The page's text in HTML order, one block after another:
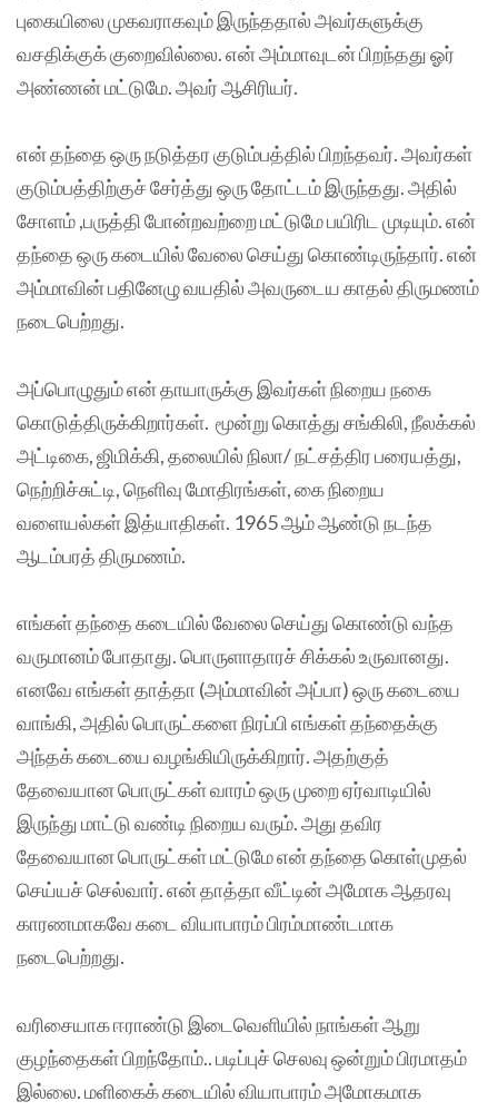
புகையிலை முகவராகவும் இருந்ததால் அவர்களுக்கு
வசதிக்குக் குறைவில்லை. என் அம்மாவுடன் பிறந்தது ஓர்
அண்ணன் மட்டுமே. அவர் ஆசிரியர்.
என் தந்தை ஒரு நடுத்தர குடும்பத்தில் பிறந்தவர். அவர்கள்
குடும்பத்திற்குச் சேர்த்து ஒரு தோட்டம் இருந்தது. அதில்
சோளம் ,பருத்தி போன்றவற்றை மட்டுமே பயிரிட முடியும். என்
தந்தை ஒரு கடையில் வேலை செய்து கொண்டிருந்தார். என்
அம்மாவின் பதினேழு வயதில் அவருடைய காதல் திருமணம்
நடைபெற்றது.
அப்பொழுதும் என் தாயாருக்கு இவர்கள் நிறைய நகை
கொடுத்திருக்கிறார்கள். மூன்று கொத்து சங்கிலி, நீலக்கல்
அட்டிகை, ஜிமிக்கி, தலையில் நிலா/ நட்சத்திர பரையத்து,
நெற்றிச்சுட்டி, நெளிவு மோதிரங்கள், கை நிறைய
வளையல்கள் இத்யாதிகள். 1965 ஆம் ஆண்டு நடந்த
ஆடம்பரத் திருமணம்.
எங்கள் தந்தை கடையில் வேலை செய்து கொண்டு வந்த
வருமானம் போதாது. பொருளாதாரச் சிக்கல் உருவானது.
எனவே எங்கள் தாத்தா (அம்மாவின் அப்பா) ஒரு கடையை
வாங்கி, அதில் பொருட்களை நிரப்பி எங்கள் தந்தைக்கு
அந்தக் கடையை வழங்கியிருக்கிறார். அதற்குத்
தேவையான பொருட்கள் வாரம் ஒரு முறை ஏர்வாடியில்
இருந்து மாட்டு வண்டி நிறைய வரும். அது தவிர
தேவையான பொருட்கள் மட்டுமே என் தந்தை கொள்முதல்
செய்யச் செல்வார். என் தாத்தா வீட்டின் அமோக ஆதரவு
காரணமாகவே கடை வியாபாரம் பிரம்மாண்டமாக
நடைபெற்றது.
வரிசையாக ஈராண்டு இடைவெளியில் நாங்கள் ஆறு
குழந்தைகள் பிறந்தோம்.. படிப்புச் செலவு ஒன்றும் பிரமாதம்
இல்லை. மளிகைக் கடையில் வியாபாரம் அமோகமாக